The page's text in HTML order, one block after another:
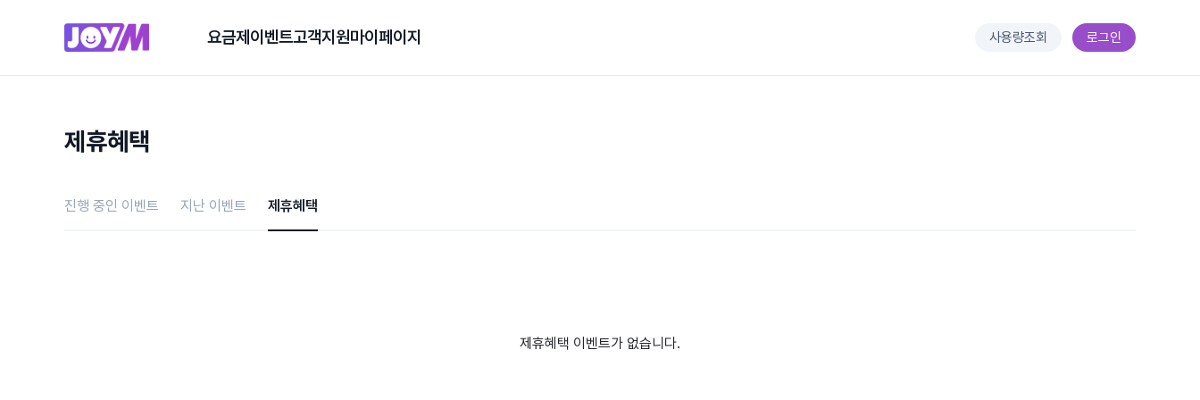
요금제 이벤트고객지원마이페이지 사용량조회 로그인
제휴혜택
진행 중인 이벤트 지난 이벤트 제휴혜택
제휴혜택 이벤트가 없습니다.